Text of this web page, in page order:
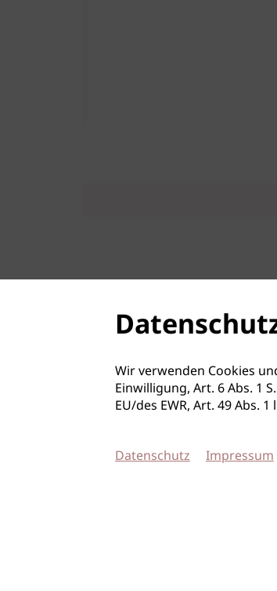
Wir verwenden Cookies
Einwilligung, Art. 6 Abs. 1
EU/des EWR, Art. 49 Abs. 1
Datenschutz Impressum